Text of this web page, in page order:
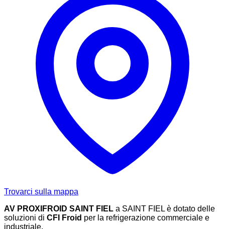
Trovarci sulla mappa
AV PROXIFROID SAINT FIEL a SAINT FIEL è dotato delle
soluzioni di CFI Froid per la refrigerazione commerciale e
industriale.